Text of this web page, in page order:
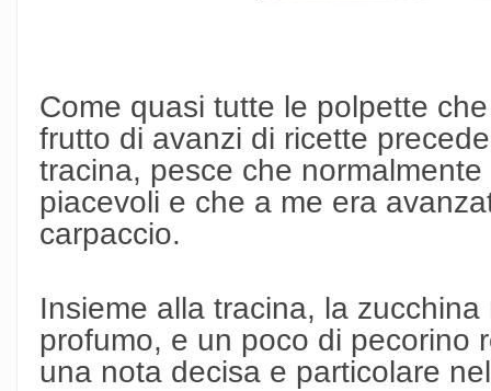
Come quasi tutte le polpette
frutto di avanzi di ricette
tracina, pesce che
piacevoli e che a me era
carpaccio.
Insieme alla tracina, la
profumo, e un poco di pecorino
una nota decisa e particolare